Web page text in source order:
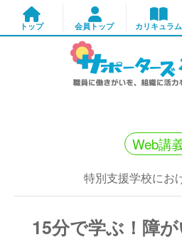
Web講
特別支援学校にお
15分で学ぶ！障